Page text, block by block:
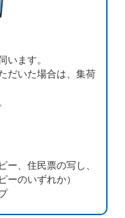
ます。
だいた場合は、集荷
ー、住民票の写し、
のいずれか）